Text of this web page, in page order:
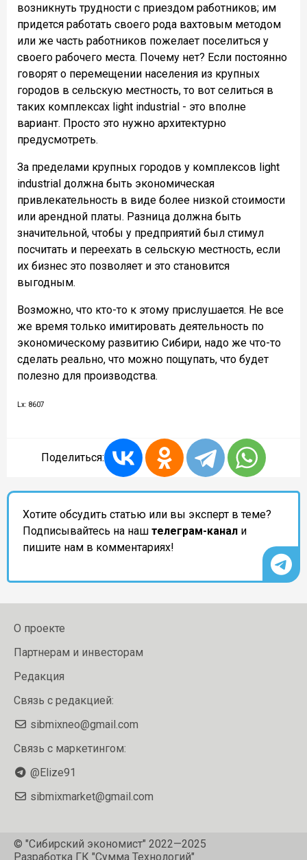
возникнуть трудности с приездом работников; им
придется работать своего рода вахтовым методом
или же часть работников пожелает поселиться у
своего рабочего места. Почему нет? Если постоянно
говорят о перемещении населения из крупных
городов в сельскую местность, то вот селиться в
таких комплексах light industrial - это вполне
вариант. Просто это нужно архитектурно
предусмотреть.
За пределами крупных городов у комплексов light
industrial должна быть экономическая
привлекательность в виде более низкой стоимости
или арендной платы. Разница должна быть
значительной, чтобы у предприятий был стимул
посчитать и переехать в сельскую местность, если
их бизнес это позволяет и это становится
выгодным.
Возможно, что кто-то к этому прислушается. Не все
же время только имитировать деятельность по
экономическому развитию Сибири, надо же что-то
сделать реально, что можно пощупать, что будет
полезно для производства.
Lx: 8607
Поделиться:
Хотите обсудить статью или вы эксперт в теме?
Подписывайтесь на наш телеграм-канал и
пишите нам в комментариях!
О проекте
Партнерам и инвесторам
Редакция
Связь с редакцией:
sibmixneo@gmail.com
Связь с маркетингом:
@Elize91
sibmixmarket@gmail.com
© "Сибирский экономист" 2022—2025
Разработка ГК "Сумма Технологий"